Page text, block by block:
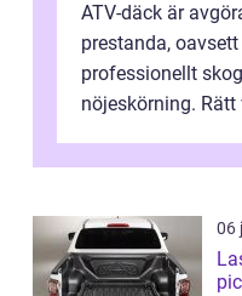
ATV-däck är
prestanda,
professionellt
nöjeskörning. Rätt
06